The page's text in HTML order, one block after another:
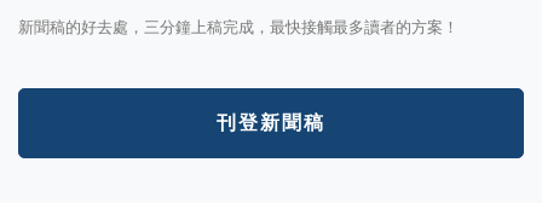
新聞稿的好去處，三分鐘上稿完成，最快接觸最多讀者的方案！
刊登新聞稿